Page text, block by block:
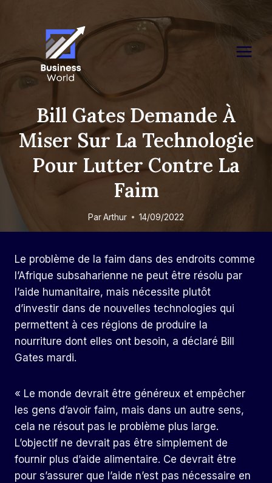
Bill Gates Demande À
Miser Sur La Technologie
Pour Lutter Contre La
Faim
ParArthur 14/09/2022
Le problème de la faim dans des endroits comme
l’Afrique subsaharienne ne peut être résolu par
l’aide humanitaire, mais nécessite plutôt
d’investir dans de nouvelles technologies qui
permettent à ces régions de produire la
nourriture dont elles ont besoin, a déclaré Bill
Gates mardi.
« Le monde devrait être généreux et empêcher
les gens d’avoir faim, mais dans un autre sens,
cela ne résout pas le problème plus large.
L’objectif ne devrait pas être simplement de
fournir plus d’aide alimentaire. Ce devrait être
pour s’assurer que l’aide n’est pas nécessaire en